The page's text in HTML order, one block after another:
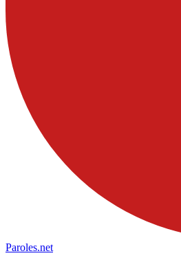
Paroles.net